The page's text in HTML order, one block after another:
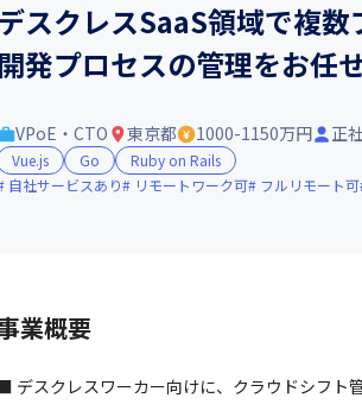
スクレスSaaS領域で複
開発プロセスの管理をお任
VPoE・CTO 東京都 1000-1150万円 正
Vue.js Go
Ruby on Rails
自社サービスあり
リモートワーク可 フルリモート可
業概要
デスクレスワーカー向けに、クラウドシフト